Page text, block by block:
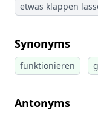
etwas klappen
Synonyms
funktionieren
Antonyms